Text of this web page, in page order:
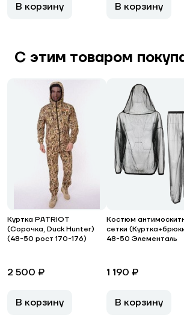
В корзину В корзину
С этим товаром
Куртка PATRIOT
(Сорочка, Duck Hunter)
(48-50 рост 170-176)
2 500 ₽
В корзину
Костюм
сетки
48-50 Элементаль
1 190 ₽
В корзину